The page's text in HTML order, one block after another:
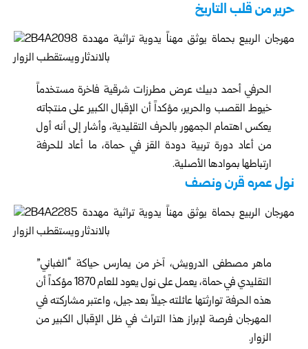
حرير من قلب التاريخ
الحرفي أحمد دبيك عرض مطرزات شرقية فاخرة مستخدماً
خيوط القصب والحرير، مؤكداً أن الإقبال الكبير على منتجاته
يعكس اهتمام الجمهور بالحرف التقليدية، وأشار إلى أنه أول
من أعاد دورة تربية دودة القز في حماة، ما أعاد للحرفة
ارتباطها بموادها الأصلية.
نول عمره قرن ونصف
ماهر مصطفى الدرويش، آخر من يمارس حياكة “الغباني”
التقليدي في حماة، يعمل على نول يعود للعام 1870 مؤكداً أن
هذه الحرفة توارثتها عائلته جيلاً بعد جيل، واعتبر مشاركته في
المهرجان فرصة لإبراز هذا التراث في ظل الإقبال الكبير من
الزوار.